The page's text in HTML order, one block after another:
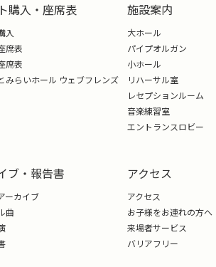
音楽会」にも度々出演し、国内外から
受賞。
揮）
教育学部音楽科卒業後、東京芸術大学
同大学院修了。2006～07年、ウィー
てバイエルン放送交響楽団、ミュンヘ
中良和、小田野宏之、クルト・マズア、
チェルの各氏に師事。
テ・オーケストラ、ニース・オペラ座管
ーモニー管弦楽団、名古屋フィルハーモ
、九州交響楽団等、国内外の多数のオ
。
購入・座席表
入
席表
席表
みらいホール ウェブフレンズ
施設案内
大ホール
パイプオルガン
小ホール
リハーサル室
レセプションルーム
音楽練習室
エントランスロビー
ブ・報告書
ーカイブ
曲
アクセス
アクセス
お子様をお連れの方へ
来場者サービス
バリアフリー